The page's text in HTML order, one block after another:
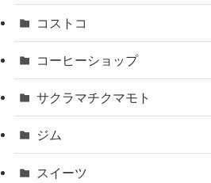
コストコ
コーヒーショップ
サクラマチクマモト
ジム
スイーツ